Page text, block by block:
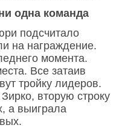
одна команда
подсчитало
на награждение.
момента.
Все затаив
тройку лидеров.
вторую строку
а выиграла